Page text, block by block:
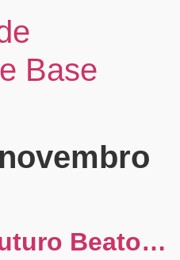
Base
Beato…